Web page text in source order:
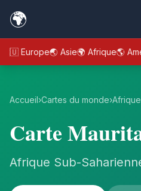
🌍
🇪🇺 Europe🌏 Asie🌍 Afrique🌎
Accueil›Cartes du monde›Afrique
Carte
Afrique Sub-